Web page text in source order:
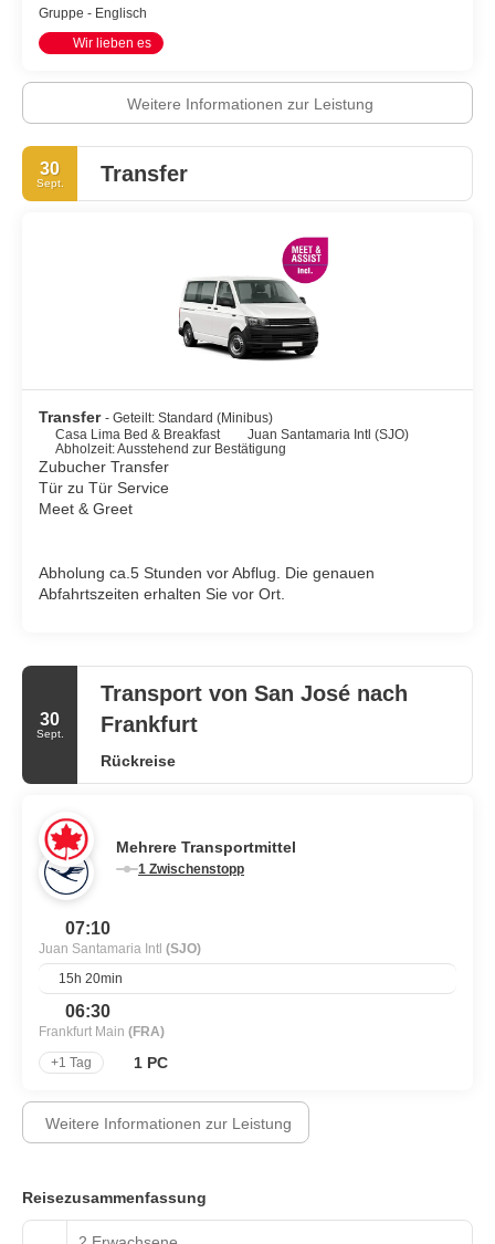
Gruppe - Englisch
Wir lieben es
Weitere Informationen zur Leistung
30
Sept. Transfer
Transfer - Geteilt: Standard (Minibus)
Casa Lima Bed & Breakfast
Juan Santamaria Intl (SJO)
Abholzeit: Ausstehend zur Bestätigung
Zubucher Transfer
Tür zu Tür Service
Meet & Greet
Abholung ca.5 Stunden vor Abflug. Die genauen
Abfahrtszeiten erhalten Sie vor Ort.
30
Sept.
Transport von San José nach
Frankfurt
Rückreise
Mehrere Transportmittel
1 Zwischenstopp
07:10
Juan Santamaria Intl (SJO)
15h 20min
06:30
Frankfurt Main (FRA)
+1 Tag
1 PC
Weitere Informationen zur Leistung
Reisezusammenfassung